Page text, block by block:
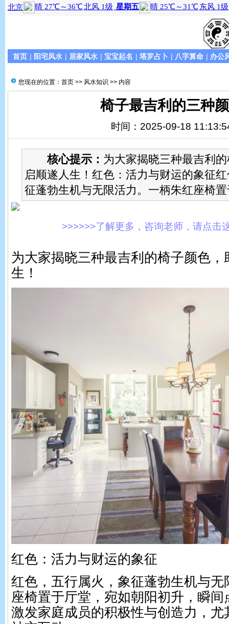
首页 | 阳宅风水 | 居家风水 | 宝宝起名 | 塔罗占卜 | 八字算命 | 办公
您现在的位置： 首页 >> 风水知识 >> 内容
椅子最吉利的三种
时间：2025-09-18
核心提示： 为大家揭晓三种最吉利
启顺遂人生！红色：活力与财运的象征
征蓬勃生机与无限活力。一柄朱红座椅
>>>>>>了解更多，咨询老师，请点击
为大家揭晓三种最吉利的椅子颜色，
生！
红色：活力与财运的象征
红色，五行属火，象征蓬勃生机与无
座椅置于厅堂，宛如朝阳初升，瞬
激发家庭成员的积极性与创造力，尤